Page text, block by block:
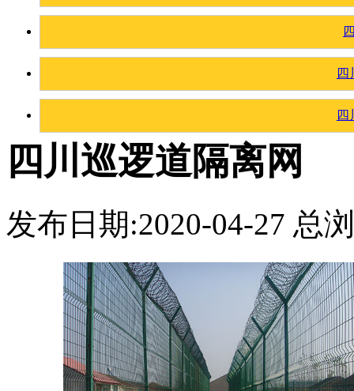
四
四
四川巡逻道隔离网
发布日期:2020-04-27 总